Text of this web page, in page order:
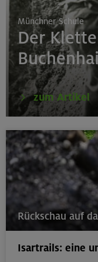
Münchner Schule
Der
zum Artikel
Rückschau auf
Isartrails: eine